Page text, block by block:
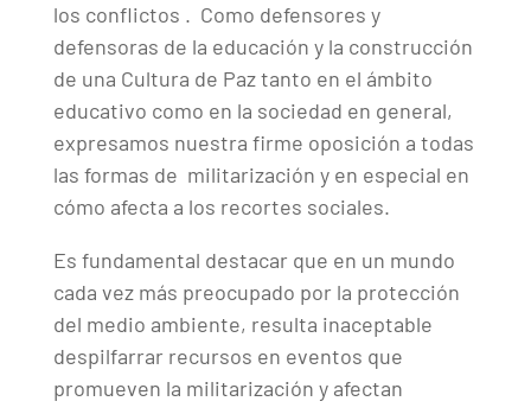
los conflictos . Como defensores y
defensoras de la educación y la construcción
de una Cultura de Paz tanto en el ámbito
educativo como en la sociedad en general,
expresamos nuestra firme oposición a todas
las formas de militarización y en especial en
cómo afecta a los recortes sociales.
Es fundamental destacar que en un mundo
cada vez más preocupado por la protección
del medio ambiente, resulta inaceptable
despilfarrar recursos en eventos que
promueven la militarización y afectan